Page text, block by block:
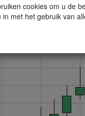
en een
cookies om u de
in met het gebruik van